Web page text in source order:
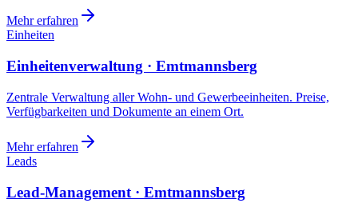
Mehr erfahren
Einheiten
Einheitenverwaltung · Emtmannsberg
Zentrale Verwaltung aller Wohn- und Gewerbeeinheiten. Preise,
Verfügbarkeiten und Dokumente an einem Ort.
Mehr erfahren
Leads
Lead-Management · Emtmannsberg